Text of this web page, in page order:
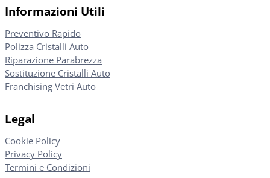
Informazioni Utili
Preventivo Rapido
Polizza Cristalli Auto
Riparazione Parabrezza
Sostituzione Cristalli Auto
Franchising Vetri Auto
Legal
Cookie Policy
Privacy Policy
Termini e Condizioni